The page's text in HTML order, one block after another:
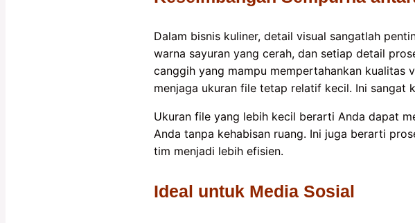
Dalam bisnis kuliner, detail visual sangatlah
warna sayuran yang cerah, dan setiap detail
canggih yang mampu mempertahankan kualitas
menjaga ukuran file tetap relatif kecil. Ini sangat
Ukuran file yang lebih kecil berarti Anda dapat
Anda tanpa kehabisan ruang. Ini juga berarti
tim menjadi lebih efisien.
Ideal untuk Media Sosial